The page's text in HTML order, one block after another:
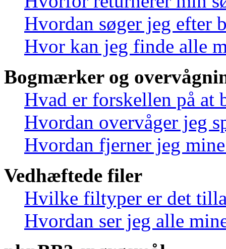
Hvordan søger jeg efter
Hvor kan jeg finde alle
Bogmærker og
Hvad er forskellen på at
Hvordan overvåger jeg
Hvordan fjerner jeg
Vedhæftede filer
Hvilke filtyper er det
Hvordan ser jeg alle